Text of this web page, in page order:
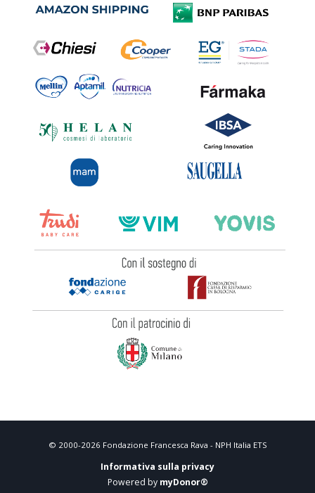
© 2000-2026 Fondazione Francesca Rava - NPH Italia ETS
Informativa sulla privacy
Powered by myDonor®